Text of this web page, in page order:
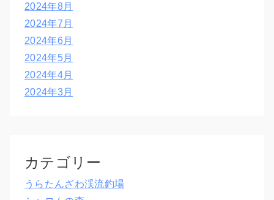
2024年8月
2024年7月
2024年6月
2024年5月
2024年4月
2024年3月
カテゴリー
うらたんざわ渓流釣場